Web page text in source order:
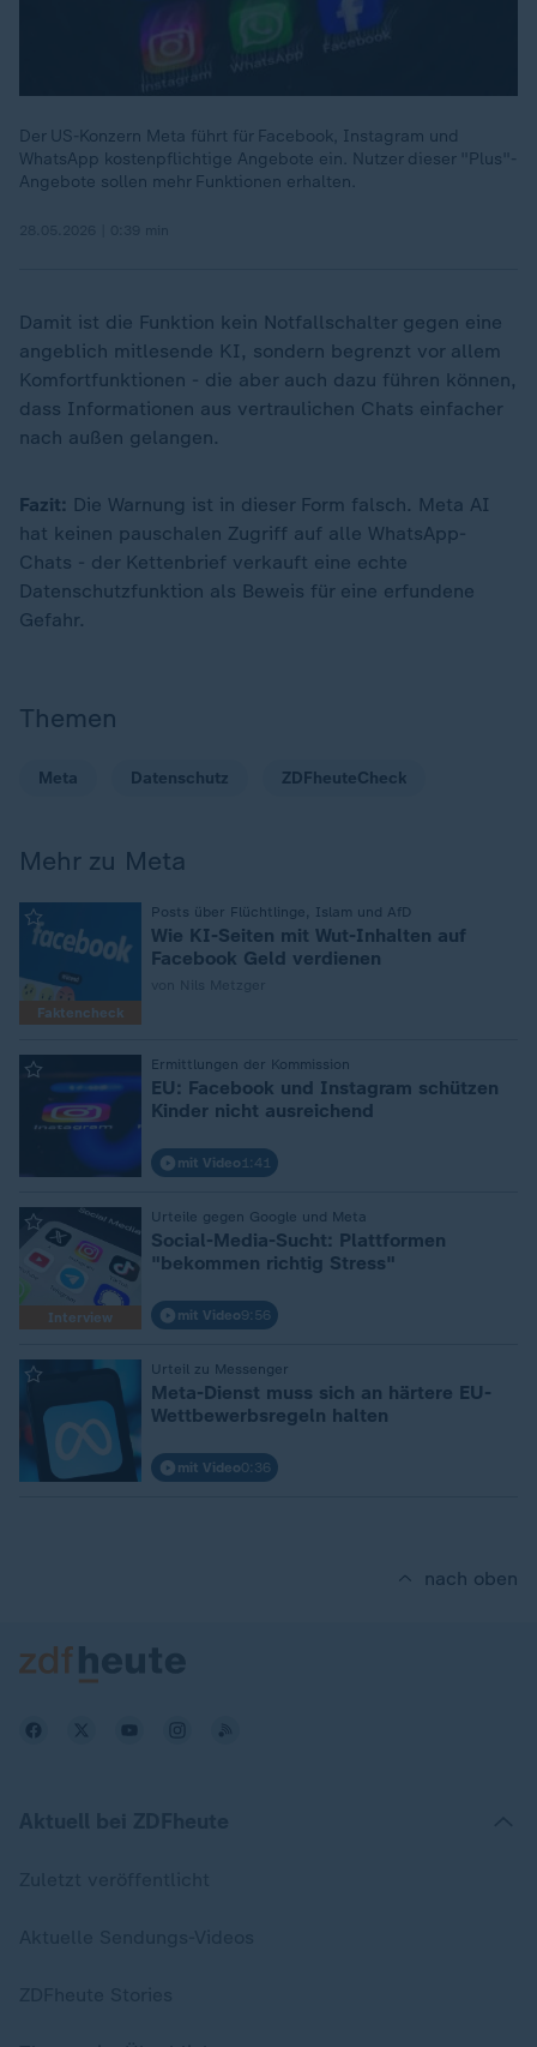
Der US-Konzern Meta führt für Facebook, Instagram und
WhatsApp kostenpflichtige Angebote ein. Nutzer dieser "Plus"-
Angebote sollen mehr Funktionen erhalten.
Damit ist die Funktion kein Notfallschalter gegen eine
angeblich mitlesende KI, sondern begrenzt vor allem
Komfortfunktionen - die aber auch dazu führen können,
dass Informationen aus vertraulichen Chats einfacher
nach außen gelangen.
Fazit: Die Warnung ist in dieser Form falsch. Meta AI
hat keinen pauschalen Zugriff auf alle WhatsApp-
Chats - der Kettenbrief verkauft eine echte
Datenschutzfunktion als Beweis für eine erfundene
Gefahr.
Themen
Meta Datenschutz ZDFheuteCheck
Mehr zu Meta
Faktencheck
Posts über Flüchtlinge, Islam und AfD
Wie KI-Seiten mit Wut-Inhalten auf
Facebook Geld verdienen
Ermittlungen der Kommission
EU: Facebook und Instagram schützen
Kinder nicht ausreichend
mit Video 1:41
Interview
Urteile gegen Google und Meta
Social-Media-Sucht: Plattformen
"bekommen richtig Stress"
mit Video9:56
Urteil zu Messenger
Meta-Dienst muss sich an härtere EU-
Wettbewerbsregeln halten
mit Video0:36
nach oben